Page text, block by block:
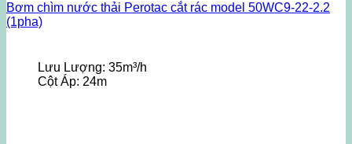
Bơm chìm nước thải Perotac cắt rác model 50WC9-22-2.2
(1pha)
Lưu Lượng: 35m³/h
Cột Áp: 24m